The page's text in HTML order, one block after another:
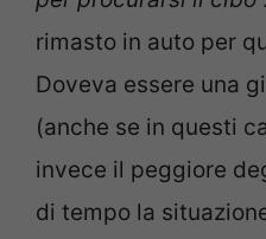
rimasto in auto per
Doveva essere una
(anche se in questi
invece il peggiore
di tempo la